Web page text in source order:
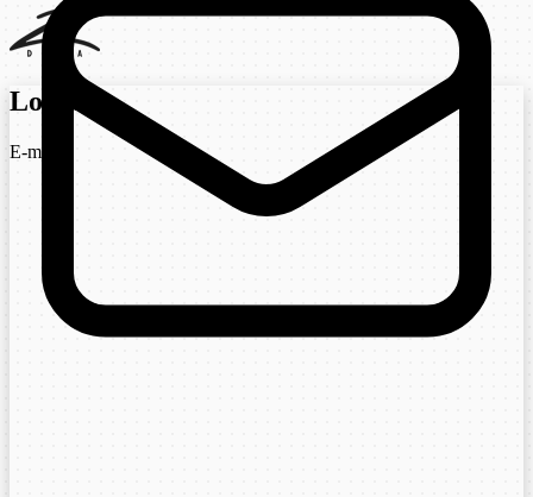
Login
E-mail